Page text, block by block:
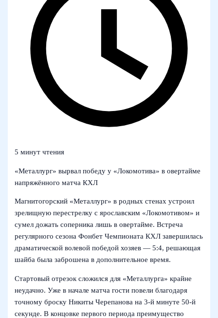
5 минут чтения
«Металлург» вырвал победу у «Локомотива» в овертайме
напряжённого матча КХЛ
Магнитогорский «Металлург» в родных стенах устроил
зрелищную перестрелку с ярославским «Локомотивом» и
сумел дожать соперника лишь в овертайме. Встреча
регулярного сезона Фонбет Чемпионата КХЛ завершилась
драматической волевой победой хозяев — 5:4, решающая
шайба была заброшена в дополнительное время.
Стартовый отрезок сложился для «Металлурга» крайне
неудачно. Уже в начале матча гости повели благодаря
точному броску Никиты Черепанова на 3-й минуте 50-й
секунде. В концовке первого периода преимущество